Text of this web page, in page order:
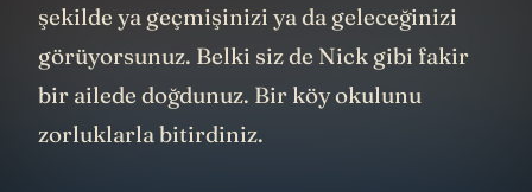
şekilde ya geçmişinizi ya da geleceğinizi
görüyorsunuz. Belki siz de Nick gibi fakir
bir ailede doğdunuz. Bir köy okulunu
zorluklarla bitirdiniz.